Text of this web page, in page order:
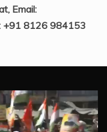
Email:
+91 8126 984153